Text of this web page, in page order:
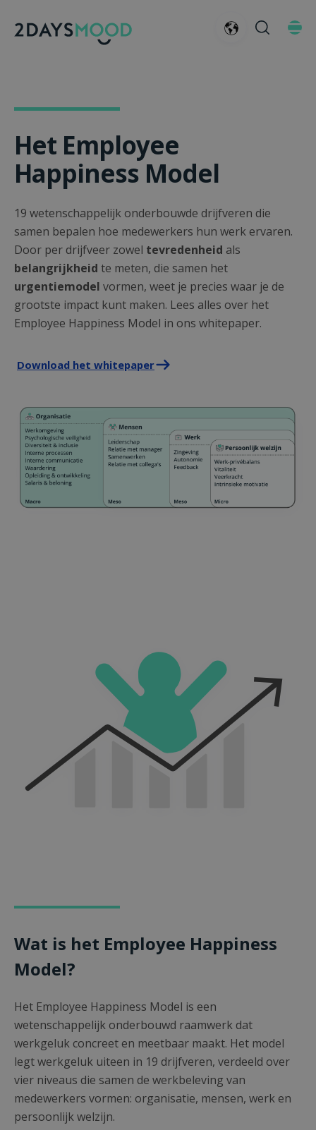
Het Employee
Happiness Model
19 wetenschappelijk onderbouwde drijfveren die
samen bepalen hoe medewerkers hun werk ervaren.
Door per drijfveer zowel tevredenheid als
belangrijkheid te meten, die samen het
urgentiemodel vormen, weet je precies waar je de
grootste impact kunt maken. Lees alles over het
Employee Happiness Model in ons whitepaper.
Download het whitepaper
Wat is het Employee Happiness
Model?
Het Employee Happiness Model is een
wetenschappelijk onderbouwd raamwerk dat
werkgeluk concreet en meetbaar maakt. Het model
legt werkgeluk uiteen in 19 drijfveren, verdeeld over
vier niveaus die samen de werkbeleving van
medewerkers vormen: organisatie, mensen, werk en
persoonlijk welzijn.